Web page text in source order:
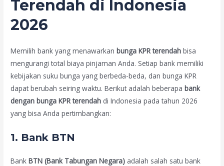
Terendah di Indonesia
2026
Memilih bank yang menawarkanbunga KPR terendah bisa
mengurangi total biaya pinjaman Anda. Setiap bank memiliki
kebijakan suku bunga yang berbeda-beda, dan bunga KPR
dapat berubah seiring waktu. Berikut adalah beberapabank
dengan bunga KPR terendah di Indonesia pada tahun 2026
yang bisa Anda pertimbangkan:
1. Bank BTN
BankBTN (Bank Tabungan Negara) adalah salah satu bank